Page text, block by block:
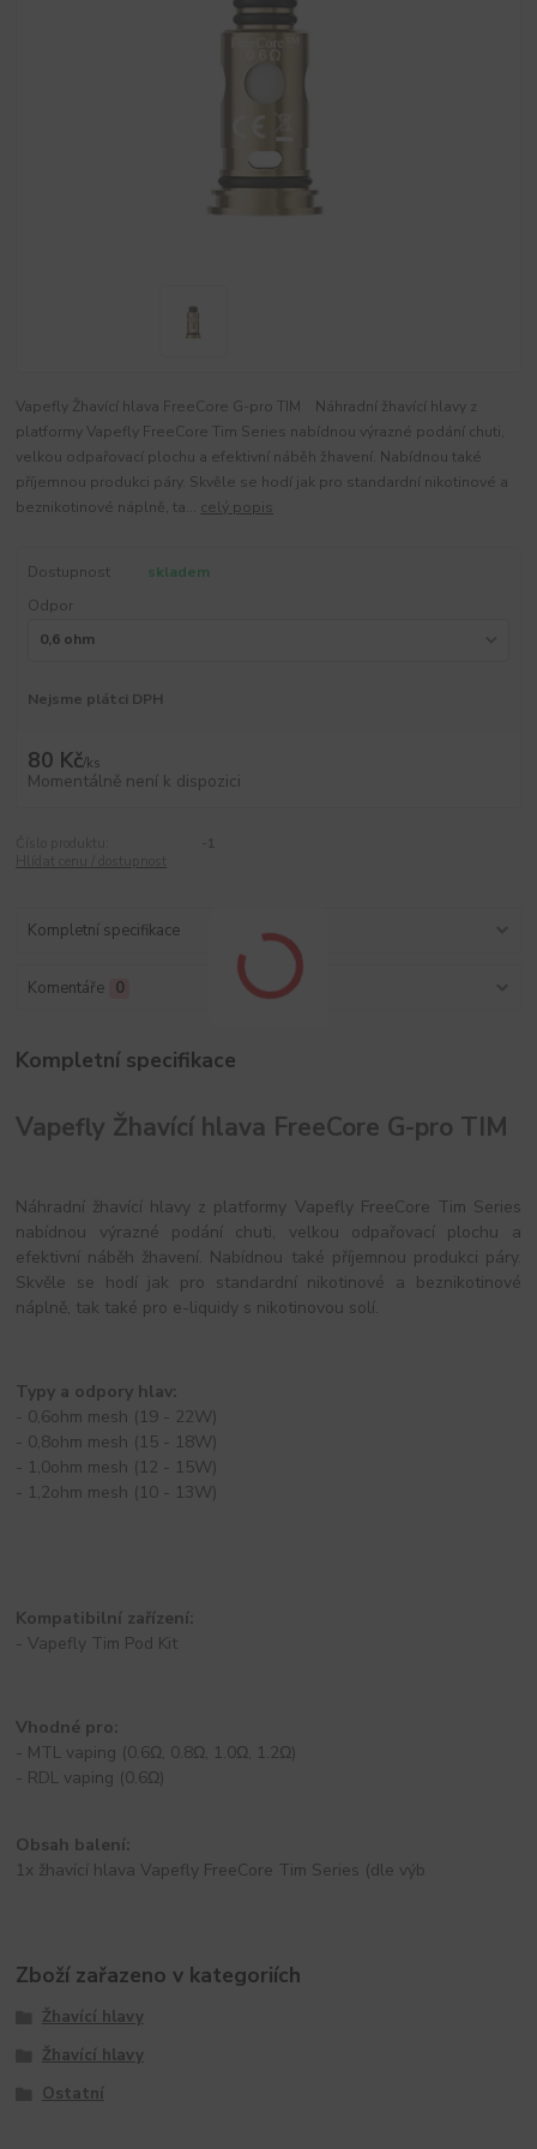
Vapefly Žhavící hlava FreeCore G-pro TIM Náhradní žhavící hlavy z
platformy Vapefly FreeCore Tim Series nabídnou výrazné podání chuti,
velkou odpařovací plochu a efektivní náběh žhavení. Nabídnou také
příjemnou produkci páry. Skvěle se hodí jak pro standardní nikotinové a
beznikotinové náplně, ta... celý popis
Dostupnost
skladem
Odpor
Nejsme plátci DPH
80 Kč/ks
Momentálně není k dispozici
Kompletní specifikace
Komentáře 0
Kompletní specifikace
Vapefly Žhavící hlava FreeCore G-pro TIM
Náhradní žhavící hlavy z platformy Vapefly FreeCore Tim Series
nabídnou výrazné podání chuti, velkou odpařovací plochu a
efektivní náběh žhavení. Nabídnou také příjemnou produkci páry.
Skvěle se hodí jak pro standardní nikotinové a beznikotinové
náplně, tak také pro e-liquidy s nikotinovou solí.
Typy a odpory hlav:
- 0,6ohm mesh (19 - 22W)
- 0,8ohm mesh (15 - 18W)
- 1,0ohm mesh (12 - 15W)
- 1,2ohm mesh (10 - 13W)
Kompatibilní zařízení:
- Vapefly Tim Pod Kit
Vhodné pro:
- MTL vaping (0.6Ω, 0.8Ω, 1.0Ω, 1.2Ω)
- RDL vaping (0.6Ω)
Obsah balení:
1x žhavící hlava Vapefly FreeCore Tim Series (dle výb
Zboží zařazeno v kategoriích
Žhavící hlavy
Žhavící hlavy
Ostatní